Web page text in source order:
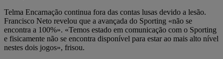
Telma Encarnação continua fora das contas lusas devido a lesão.
Francisco Neto revelou que a avançada do Sporting «não se
encontra a 100%». «Temos estado em comunicação com o Sporting
e fisicamente não se encontra disponível para estar ao mais alto nível
nestes dois jogos», frisou.